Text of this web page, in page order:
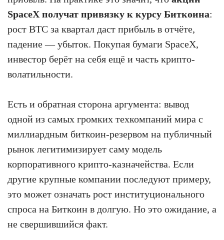
SpaceX получат привязку к курсу Биткоина:
рост BTC за квартал даст прибыль в отчёте,
падение — убыток. Покупая бумаги SpaceX,
инвестор берёт на себя ещё и часть крипто-
волатильности.
Есть и обратная сторона аргумента: вывод
одной из самых громких техкомпаний мира с
миллиардным биткоин-резервом на публичный
рынок легитимизирует саму модель
корпоративного крипто-казначейства. Если
другие крупные компании последуют примеру,
это может означать рост институционального
спроса на Биткоин в долгую. Но это ожидание, а
не свершившийся факт.